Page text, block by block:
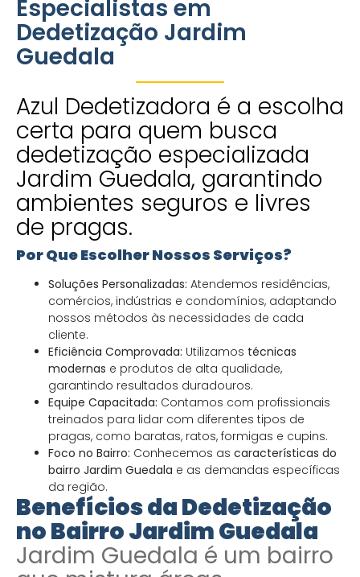
Especialistas em
Dedetização Jardim
Guedala
Azul Dedetizadora é a escolha
certa para quem busca
dedetização especializada
Jardim Guedala, garantindo
ambientes seguros e livres
de pragas.
Por Que Escolher Nossos Serviços?
Soluções Personalizadas: Atendemos residências,
comércios, indústrias e condomínios, adaptando
nossos métodos às necessidades de cada
cliente.
Eficiência Comprovada: Utilizamos técnicas
modernas e produtos de alta qualidade,
garantindo resultados duradouros.
Equipe Capacitada: Contamos com profissionais
treinados para lidar com diferentes tipos de
pragas, como baratas, ratos, formigas e cupins.
Foco no Bairro: Conhecemos as características do
bairro Jardim Guedala e as demandas específicas
da região.
Benefícios da Dedetização
no Bairro Jardim Guedala
Jardim Guedala é um bairro